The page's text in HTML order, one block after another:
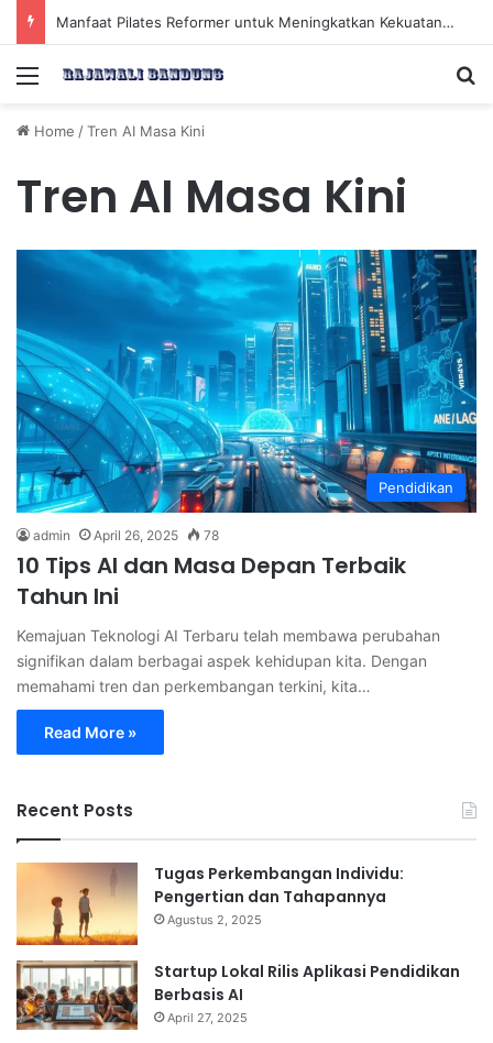
Manfaat Pilates Reformer untuk Meningkatkan Kekuatan Otot Inti Secara Efektif
Menu
Home /Tren AI Masa Kini
Tren AI Masa Kini
Pendidikan
admin April 26, 2025 78
10 Tips AI dan Masa Depan Terbaik
Tahun Ini
Kemajuan Teknologi AI Terbaru telah membawa perubahan
signifikan dalam berbagai aspek kehidupan kita. Dengan
memahami tren dan perkembangan terkini, kita…
Read More »
Recent Posts
Tugas Perkembangan Individu:
Pengertian dan Tahapannya
Agustus 2, 2025
Startup Lokal Rilis Aplikasi Pendidikan
Berbasis AI
April 27, 2025